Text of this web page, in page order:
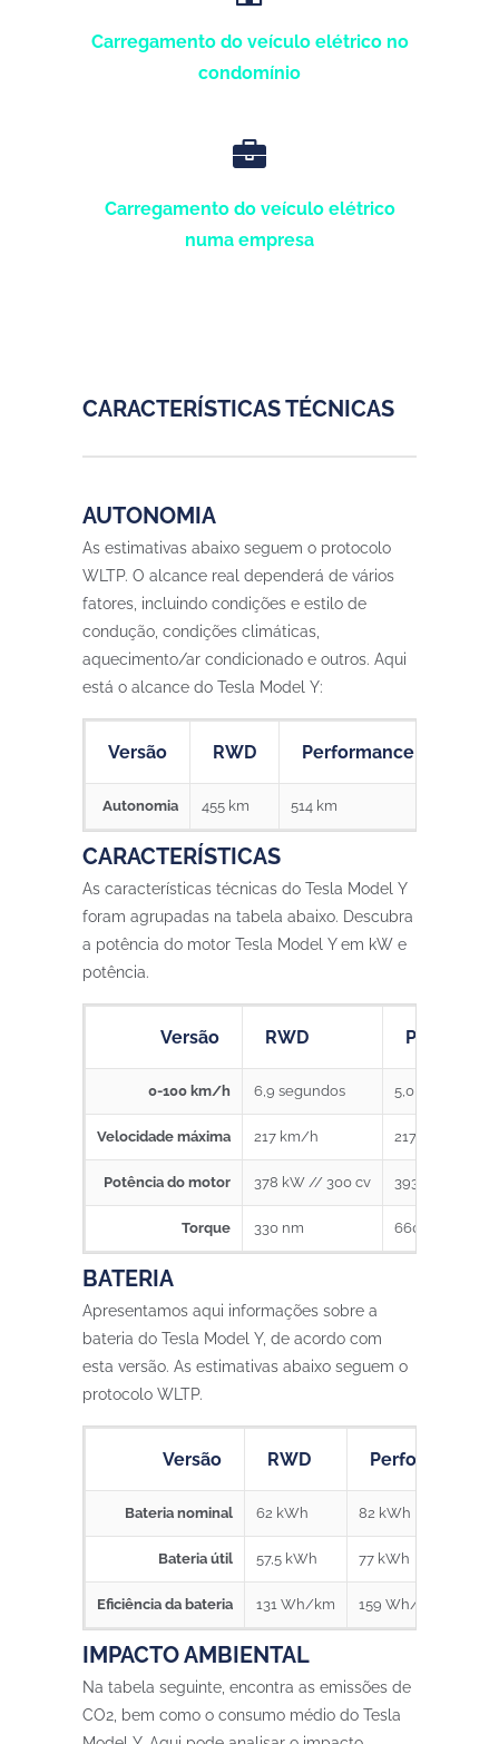
Carregamento do veículo elétrico no
condomínio
Carregamento do veículo elétrico
numa empresa
CARACTERÍSTICAS TÉCNICAS
AUTONOMIA
As estimativas abaixo seguem o protocolo
WLTP. O alcance real dependerá de vários
fatores, incluindo condições e estilo de
condução, condições climáticas,
aquecimento/ar condicionado e outros. Aqui
está o alcance do Tesla Model Y:
Versão RWD Performance
Autonomia 455 km 514 km
CARACTERÍSTICAS
As características técnicas do Tesla Model Y
foram agrupadas na tabela abaixo. Descubra
a potência do motor Tesla Model Y em kW e
potência.
Versão RWD
0-100 km/h 6,9 segundos 5,0 segundos
Velocidade máxima 217 km/h 217 km/h
Potência do motor 378 kW // 300 cv 393 kW // 424
Torque 330 nm 660 nm
BATERIA
Apresentamos aqui informações sobre a
bateria do Tesla Model Y, de acordo com
esta versão. As estimativas abaixo seguem o
protocolo WLTP.
Versão RWD Performance
Bateria nominal 62 kWh 82 kWh
Bateria útil 57,5 kWh 77 kWh
Eficiência da bateria 131 Wh/km 159 Wh/km
IMPACTO AMBIENTAL
Na tabela seguinte, encontra as emissões de
CO2, bem como o consumo médio do Tesla